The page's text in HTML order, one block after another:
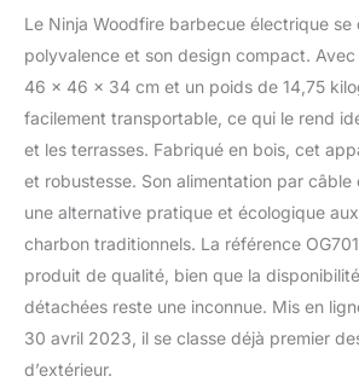
WOODFIRE:
intégré brûle
granulés de
pour de
de feu de
modes de
des
rapide pour
de fumée
AUX
utilisation en
Le Ninja Woodfire barbecue électrique se
polyvalence et son design compact.
46 x 46 x 34 cm et un poids de 14,75
facilement transportable, ce qui le rend
et les terrasses. Fabriqué en bois, cet
et robustesse. Son alimentation par câble
une alternative pratique et écologique
charbon traditionnels. La référence
produit de qualité, bien que la
détachées reste une inconnue. Mis en
30 avril 2023, il se classe déjà premier
d’extérieur.